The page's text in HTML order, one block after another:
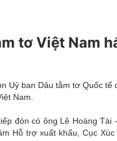
tơ Việt Nam
Uỷ ban Dâu tằm tơ Quốc
Nam.
đón có ông Lê Hoàng Tài
Hỗ trợ xuất khẩu, Cục